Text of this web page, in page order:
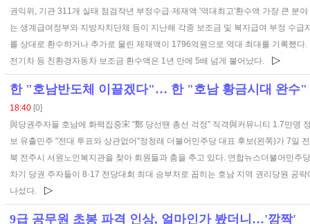
권익위, 기관 311개 실태 점검작년 부정수급·제재액 '역대최고'환수액 가장 큰 분야
는 생계급여정부와 지방자치단체 등이 지난해 각종 보조금 및 복지급여 부정 수급
를 상대로 환수하거나 추가로 물린 제재액이 1796억원으로 역대 최대를 기록했다.
전기차 등 친환경자동차 보조금 환수액은 1년 만에 5배 넘게 불어났다.
▷
한 "호남반도체 이끌겠다"… 한 "호남 황금시대 완수"
18:40 [0]
與당권주자들 호남에 화력집중宋 "鄭 당선땐 총선 걱정" 직격與커뮤니티 1.7만명
보 유출민주 "전대 투표와 상관없어"정청래 더불어민주당 대표 후보(왼쪽)가 7일 전
북 전주시 서원노인복지관을 찾아 회원들과 춤을 추고 있다. 연합뉴스더불어민주당
차기 당권 주자들이 8·17 전당대회 최대 승부처로 꼽히는 호남 지역 권리당원 공략
나섰다.
▷
9급 공무원 초봉 파격 인상, 얼마인가 봤더니…'깜짝'